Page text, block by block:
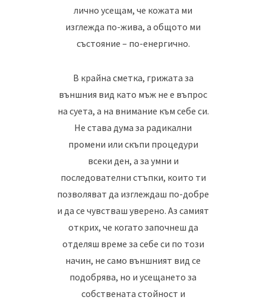
лично усещам, че кожата ми
изглежда по-жива, а общото ми
състояние – по-енергично.
В крайна сметка, грижата за
външния вид като мъж не е въпрос
на суета, а на внимание към себе си.
Не става дума за радикални
промени или скъпи процедури
всеки ден, а за умни и
последователни стъпки, които ти
позволяват да изглеждаш по-добре
и да се чувстваш уверено. Аз самият
открих, че когато започнеш да
отделяш време за себе си по този
начин, не само външният вид се
подобрява, но и усещането за
собствената стойност и